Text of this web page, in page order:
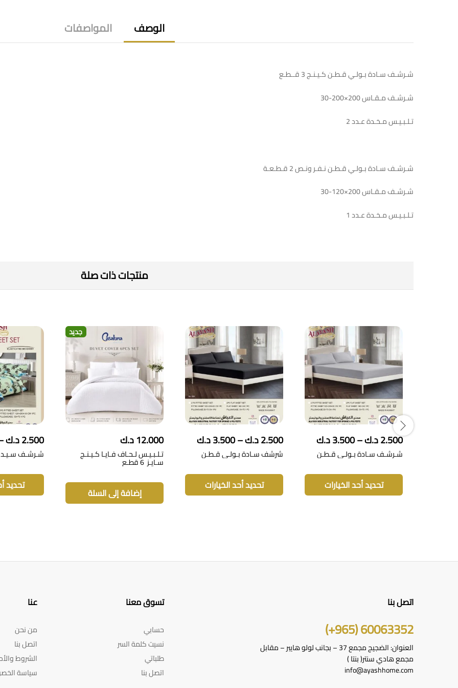
الوصف المواصفات
شـرشـف سـادة بـولـي قـطـن كـيـنـج 3 قــطـع
شـرشـف مـقـاس 200×200-30
تـلـبـيـس مـخـدة عـدد 2
شـرشـف سـادة بـولـي قـطـن نـفـر ونـص 2 قـطـعـة
شـرشـف مـقـاس 200×120-30
تـلـبـيـس مـخـدة عـدد 1
منتجات ذات صلة
2.500د.ك–
3.500د.كنطاق
خلال
شـرشـف سـادة بـولـي قـطـن
تحديد أحد الخيارات
العديد
من
اختيار
2.500د.ك–
3.500د.كنطاق
خلال
شرشف سـادة بـولـي قـطـن
تحديد أحد الخيارات
العديد
من
الأشكال
اختيار
جديد
12.000د.ك
تـلـبـيـس لـحـاف فـايـا كـيـنـج
سـايـز 6 قطـع
إضافة إلى السلة
2.500د.ك
شـرشـف
تحديد
اتصل بنا
60063352 (965+)
العنوان: الضجيج مجمع 37 – بجانب لولو هايبر – مقابل
مجمع هادي سنتر( بنتا )
info@ayashhome.com
تسوق معنا
حسابي
نسيت كلمة السر
طلباتي
اتصل بنا
عنا
من نحن
اتصل بنا
الشروط
سياسة